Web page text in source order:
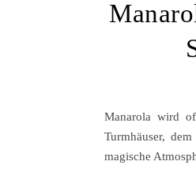
Manarola wird
Turmhäuser,
magische